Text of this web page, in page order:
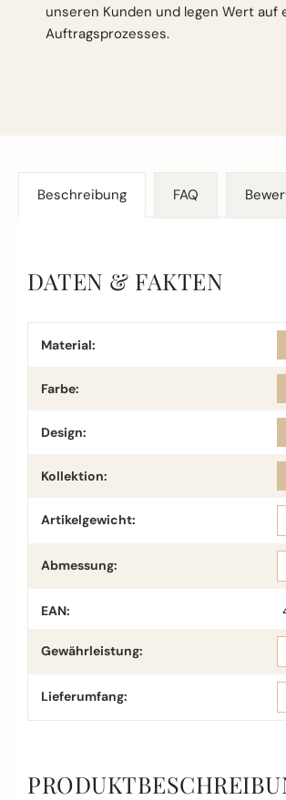
unseren Kunden und legen Wert auf
Auftragsprozesses.
Beschreibung
DATEN & FAKTEN
Material:
Farbe:
Design:
Kollektion:
Artikelgewicht:
Abmessung:
EAN:
Gewährleistung:
Lieferumfang:
FAQ